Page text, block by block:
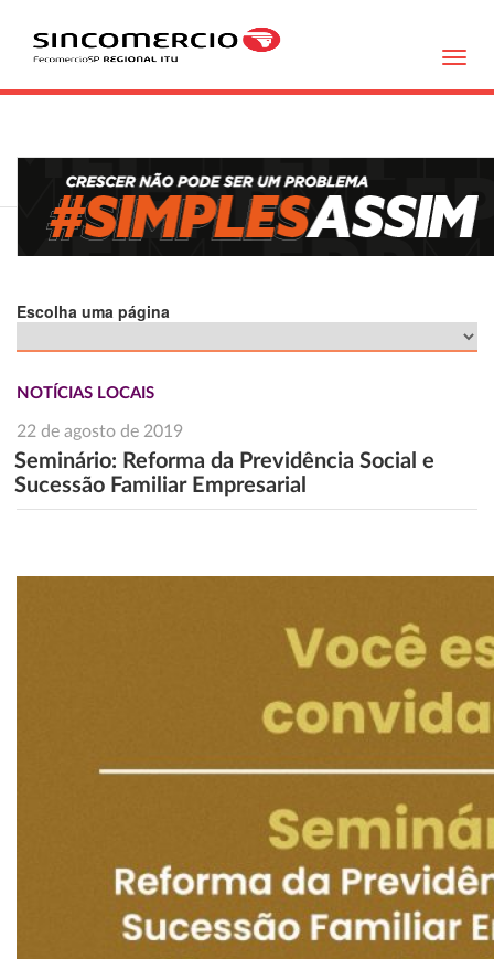
Escolha uma página
NOTÍCIAS LOCAIS
22 de agosto de 2019
Seminário: Reforma da Previdência Social e
Sucessão Familiar Empresarial